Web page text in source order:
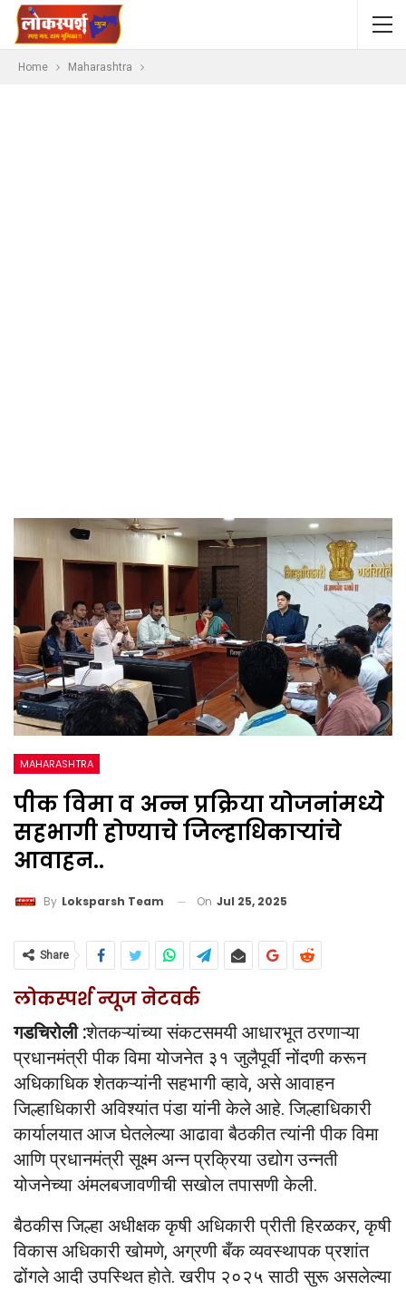
Home Maharashtra
MAHARASHTRA
पीक विमा व अन्न प्रक्रिया योजनांमध्ये
सहभागी होण्याचे जिल्हाधिकाऱ्यांचे
आवाहन..
By Loksparsh Team On Jul 25, 2025
Share
लोकस्पर्श न्यूज नेटवर्क
गडचिरोली :शेतकऱ्यांच्या संकटसमयी आधारभूत ठरणाऱ्या
प्रधानमंत्री पीक विमा योजनेत ३१ जुलैपूर्वी नोंदणी करून
अधिकाधिक शेतकऱ्यांनी सहभागी व्हावे, असे आवाहन
जिल्हाधिकारी अविश्यांत पंडा यांनी केले आहे. जिल्हाधिकारी
कार्यालयात आज घेतलेल्या आढावा बैठकीत त्यांनी पीक विमा
आणि प्रधानमंत्री सूक्ष्म अन्न प्रक्रिया उद्योग उन्नती
योजनेच्या अंमलबजावणीची सखोल तपासणी केली.
बैठकीस जिल्हा अधीक्षक कृषी अधिकारी प्रीती हिरळकर, कृषी
विकास अधिकारी खोमणे, अग्रणी बँक व्यवस्थापक प्रशांत
ढोंगले आदी उपस्थित होते. खरीप २०२५ साठी सुरू असलेल्या